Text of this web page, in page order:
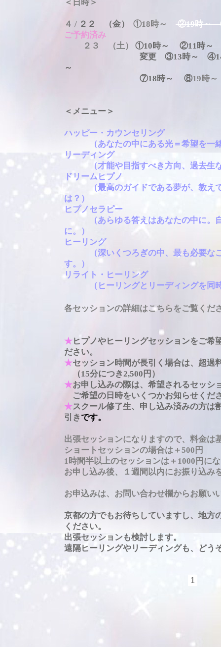
＜日時＞
４ / ２２ （金） ①18時～ ②19時～
ご予約済み
２３ （土） ①10時～ ②11時
変更 ③13時～ ④14時～
～
⑦18時～ ⑧19時
＜メニュー＞
ハッピー・カウンセリング
（あなたの中にある光＝希望を一緒
リーディング
（才能や目指すべき方向、過去生な
ドリームヒプノ
（最高のガイドである夢が、教えて
は？）
ヒプノセラピー
（あらゆる答えはあなたの中に。自
に。）
ヒーリング
（深いくつろぎの中、最も必要なこ
す。）
リライト・ヒーリング
（ヒーリングとリーディングを同
各セッションの詳細はこちらをご覧く
★ヒプノやヒーリングセッションをご希
ださい。
★セッション時間が長引く場合は、超過
（15分につき2,500円）
★お申し込みの際は、希望されるセッシ
ご希望の日時をいくつかお知らせく
★スクール修了生、申し込み済みの方は
引きです。
出張セッションになりますので、料金は
ショートセッションの場合は＋500円
1時間半以上のセッションは＋1000円に
お申し込み後、１週間以内にお振り込み
お申込みは、お問い合わせ欄からお願い
京都の方でもお待ちしていますし、地方
ください。
出張セッションも検討します。
遠隔ヒーリングやリーディングも、どう
1